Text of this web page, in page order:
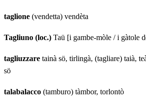
taglione (vendetta) vendèta
Tagliuno (loc.) Taü [i gambe-mòle / i gàtole
tagliuzzare tainà sö, tirlingà, (tagliare) taià,
sö
talabalacco (tamburo) tàmbor, torlontò